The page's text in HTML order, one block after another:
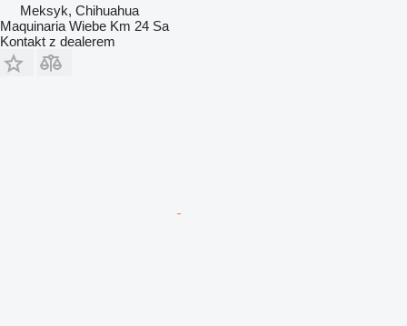
Meksyk, Chihuahua
Maquinaria Wiebe Km 24 Sa
Kontakt z dealerem